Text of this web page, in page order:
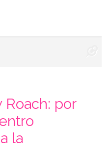
Roach: por
la